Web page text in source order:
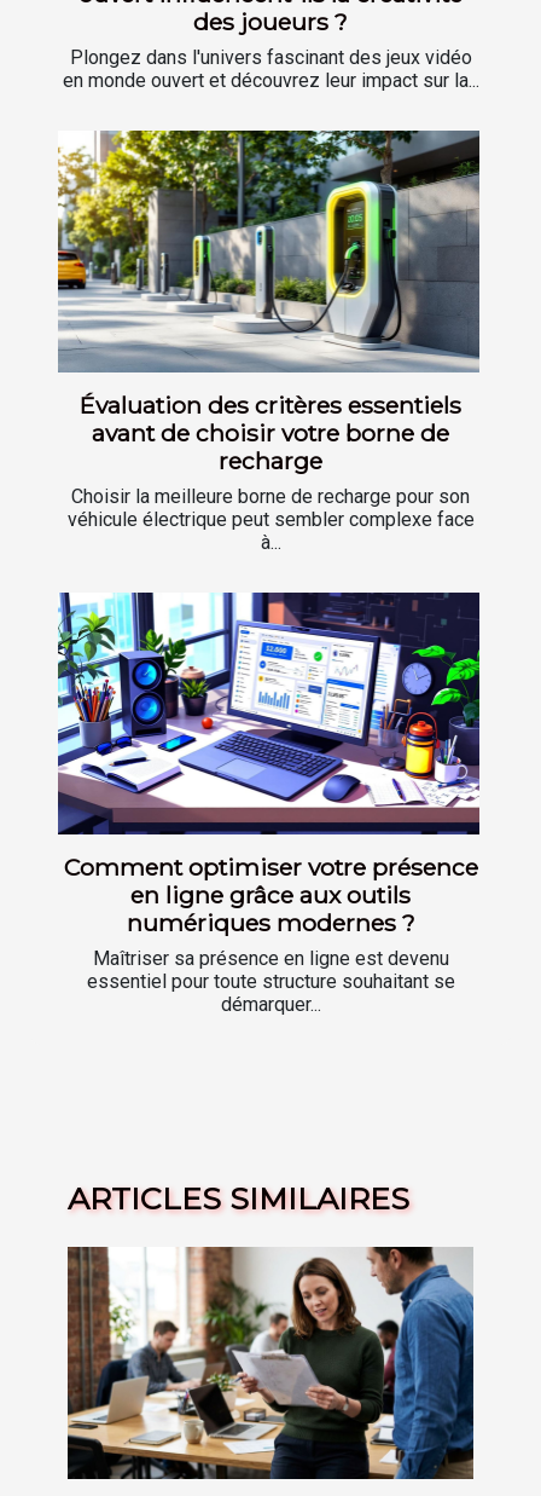
des joueurs ?
Plongez dans l'univers fascinant des jeux vidéo
en monde ouvert et découvrez leur impact sur la...
Évaluation des critères essentiels
avant de choisir votre borne de
recharge
Choisir la meilleure borne de recharge pour son
véhicule électrique peut sembler complexe face
à...
Comment optimiser votre présence
en ligne grâce aux outils
numériques modernes ?
Maîtriser sa présence en ligne est devenu
essentiel pour toute structure souhaitant se
démarquer...
ARTICLES SIMILAIRES